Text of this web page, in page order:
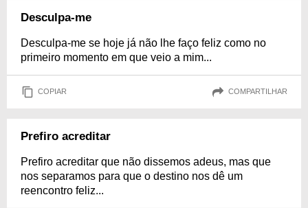
Desculpa-me
Desculpa-me se hoje já não lhe faço feliz como no
primeiro momento em que veio a mim...
COPIAR COMPARTILHAR
Prefiro acreditar
Prefiro acreditar que não dissemos adeus, mas que
nos separamos para que o destino nos dê um
reencontro feliz...